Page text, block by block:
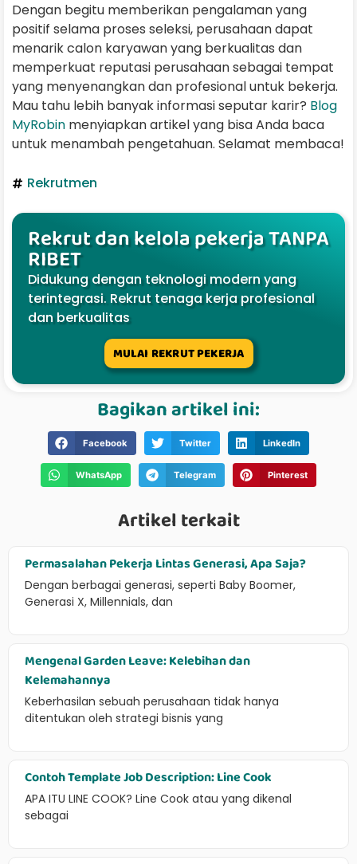
Dengan begitu memberikan pengalaman yang
positif selama proses seleksi, perusahaan dapat
menarik calon karyawan yang berkualitas dan
memperkuat reputasi perusahaan sebagai tempat
yang menyenangkan dan profesional untuk bekerja.
Mau tahu lebih banyak informasi seputar karir? Blog
MyRobin menyiapkan artikel yang bisa Anda baca
untuk menambah pengetahuan. Selamat membaca!
Rekrutmen
Rekrut dan kelola pekerja TANPA
RIBET
Didukung dengan teknologi modern yang
terintegrasi. Rekrut tenaga kerja profesional
dan berkualitas
MULAI REKRUT PEKERJA
Bagikan artikel ini:
Facebook Twitter LinkedIn
WhatsApp Telegram Pinterest
Artikel terkait
Permasalahan Pekerja Lintas Generasi, Apa Saja?
Dengan berbagai generasi, seperti Baby Boomer,
Generasi X, Millennials, dan
Mengenal Garden Leave: Kelebihan dan
Kelemahannya
Keberhasilan sebuah perusahaan tidak hanya
ditentukan oleh strategi bisnis yang
Contoh Template Job Description: Line Cook
APA ITU LINE COOK? Line Cook atau yang dikenal
sebagai